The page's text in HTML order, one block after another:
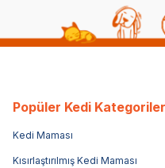
Popüler Kedi
Kedi Maması
Kısırlaştırılmış Kedi Maması